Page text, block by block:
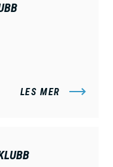
LES MER